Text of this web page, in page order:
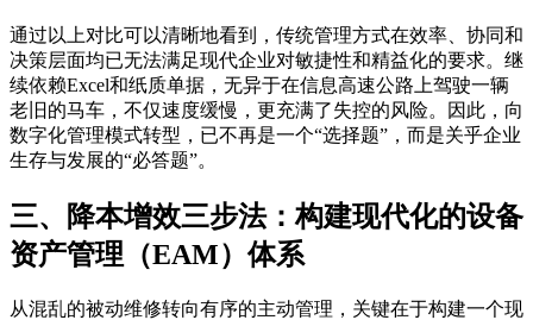
通过以上对比可以清晰地看到，传统管理方式在效率、协同和
决策层面均已无法满足现代企业对敏捷性和精益化的要求。继
续依赖Excel和纸质单据，无异于在信息高速公路上驾驶一辆
老旧的马车，不仅速度缓慢，更充满了失控的风险。因此，向
数字化管理模式转型，已不再是一个“选择题”，而是关乎企业
生存与发展的“必答题”。
三、降本增效三步法：构建现代化的设备
资产管理（EAM）体系
从混乱的被动维修转向有序的主动管理，关键在于构建一个现